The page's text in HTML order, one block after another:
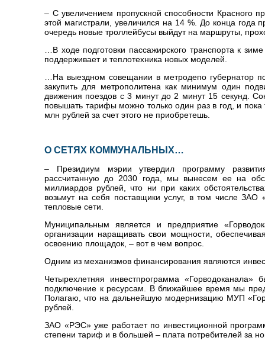
– С увеличением пропускной способности Красного
этой магистрали, увеличился на 14 %. До конца года
очередь новые троллейбусы выйдут на маршруты,
…В ходе подготовки пассажирского транспорта к
поддерживает и теплотехника новых моделей.
…На выездном совещании в метродепо губернатор
закупить для метрополитена как минимум один
движения поездов с 3 минут до 2 минут 15 секунд.
повышать тарифы можно только один раз в год, и пока
млн рублей за счет этого не приобретешь.
О СЕТЯХ КОММУНАЛЬНЫХ…
– Президиум мэрии утвердил программу
рассчитанную до 2030 года, мы вынесем ее на
миллиардов рублей, что ни при каких
возьмут на себя поставщики услуг, в том числе
тепловые сети.
Муниципальным является и предприятие
организации наращивать свои мощности,
освоению площадок, – вот в чем вопрос.
Одним из механизмов финансирования являются
Четырехлетняя инвестпрограмма
подключение к ресурсам. В ближайшее время мы
Полагаю, что на дальнейшую модернизацию МУП
рублей.
ЗАО «РЭС» уже работает по инвестиционной
степени тариф и в большей – плата потребителей за